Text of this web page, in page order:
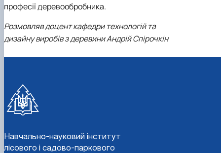
професії деревообробника.
Розмовляв доцент кафедри технологій та
дизайну виробів з деревини Андрій Спірочкін
Навчально-науковий інститут
лісового і садово-паркового